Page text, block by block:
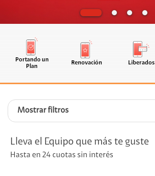
Portando un
Plan
Renovación Liberados
Mostrar filtros
Lleva el Equipo que más te guste
Hasta en 24 cuotas sin interés